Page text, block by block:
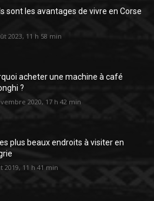
sont les avantages de vivre en Corse
2023, 11 h 58 min
acheter une machine à café
?
2020, 17 h 42 min
plus beaux endroits à visiter en
2019, 11 h 41 min